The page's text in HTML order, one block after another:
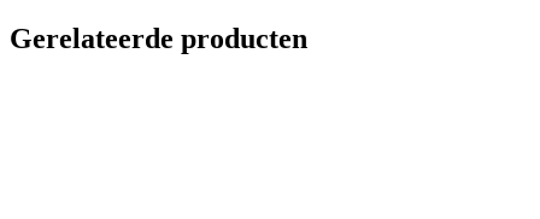
Gerelateerde producten